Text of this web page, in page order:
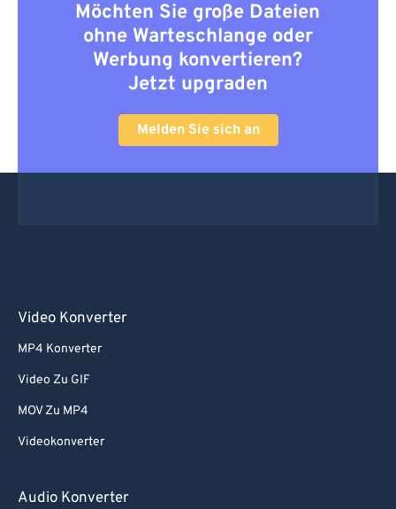
Möchten Sie große Dateien
ohne Warteschlange oder
Werbung konvertieren?
Jetzt upgraden
Melden Sie sich an
Video Konverter
MP4 Konverter
Video Zu GIF
MOV Zu MP4
Videokonverter
Audio Konverter